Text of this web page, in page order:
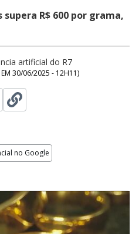
R$ 600 por grama,
artificial do R7
30/06/2025 - 12H11)
no Google